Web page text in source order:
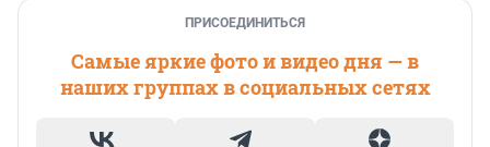
ПРИСОЕДИНИТЬСЯ
Самые яркие фото и видео дня — в
наших группах в социальных сетях